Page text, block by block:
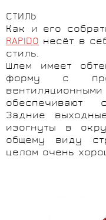
СТИЛЬ
Как и его
RAPIDO несёт в
стиль.
Шлем имеет
форму с
обеспечивают
Задние
изогнуты в
общему виду
целом очень